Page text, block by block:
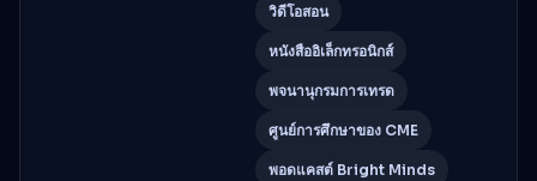
วิดีโอสอน
หนังสืออิเล็กทรอนิกส์
พจนานุกรมการเทรด
ศูนย์การศึกษาของ CME
พอดแคสต์ Bright Minds